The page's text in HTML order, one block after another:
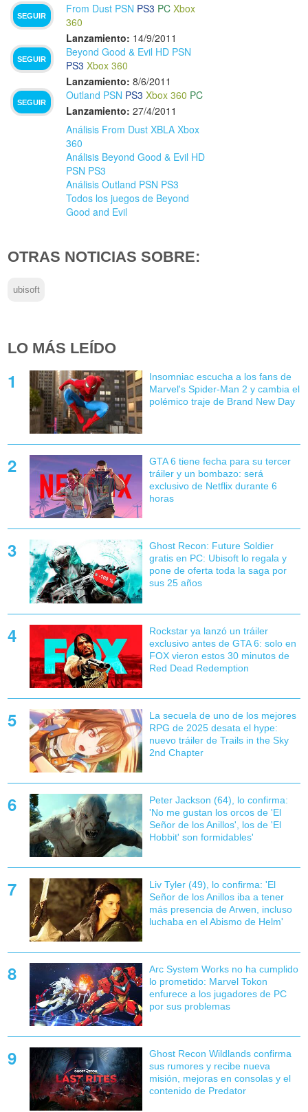
SEGUIR
From Dust PSN PS3 PC Xbox
360
Lanzamiento: 14/9/2011
SEGUIR
Beyond Good & Evil HD PSN
PS3 Xbox 360
Lanzamiento: 8/6/2011
SEGUIR
Outland PSN PS3 Xbox 360 PC
Lanzamiento: 27/4/2011
Análisis From Dust XBLA Xbox
360
Análisis Beyond Good & Evil HD
PSN PS3
Análisis Outland PSN PS3
Todos los juegos de Beyond
Good and Evil
OTRAS NOTICIAS SOBRE:
ubisoft
LO MÁS LEÍDO
Insomniac escucha a los fans de
Marvel's Spider-Man 2 y cambia el
polémico traje de Brand New Day
GTA 6 tiene fecha para su tercer
tráiler y un bombazo: será
exclusivo de Netflix durante 6
horas
Ghost Recon: Future Soldier
gratis en PC: Ubisoft lo regala y
pone de oferta toda la saga por
sus 25 años
Rockstar ya lanzó un tráiler
exclusivo antes de GTA 6: solo en
FOX vieron estos 30 minutos de
Red Dead Redemption
La secuela de uno de los mejores
RPG de 2025 desata el hype:
nuevo tráiler de Trails in the Sky
2nd Chapter
Peter Jackson (64), lo confirma:
'No me gustan los orcos de 'El
Señor de los Anillos', los de 'El
Hobbit' son formidables'
Liv Tyler (49), lo confirma: 'El
Señor de los Anillos iba a tener
más presencia de Arwen, incluso
luchaba en el Abismo de Helm'
Arc System Works no ha cumplido
lo prometido: Marvel Tokon
enfurece a los jugadores de PC
por sus problemas
Ghost Recon Wildlands confirma
sus rumores y recibe nueva
misión, mejoras en consolas y el
contenido de Predator